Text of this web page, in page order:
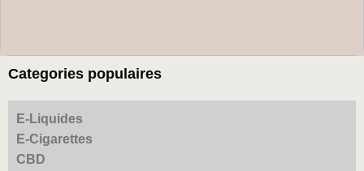
Categories populaires
E-Liquides
E-Cigarettes
CBD